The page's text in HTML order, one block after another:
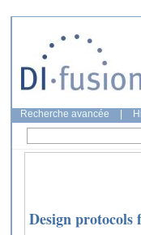
Recherche avancée
Design protocols